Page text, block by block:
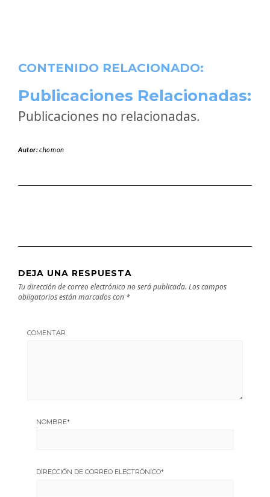
CONTENIDO RELACIONADO:
Publicaciones Relacionadas:
Publicaciones no relacionadas.
Autor:chomon
DEJA UNA RESPUESTA
Tu dirección de correo electrónico no será publicada. Los campos
obligatorios están marcados con *
COMENTAR
NOMBRE*
DIRECCIÓN DE CORREO ELECTRÓNICO*